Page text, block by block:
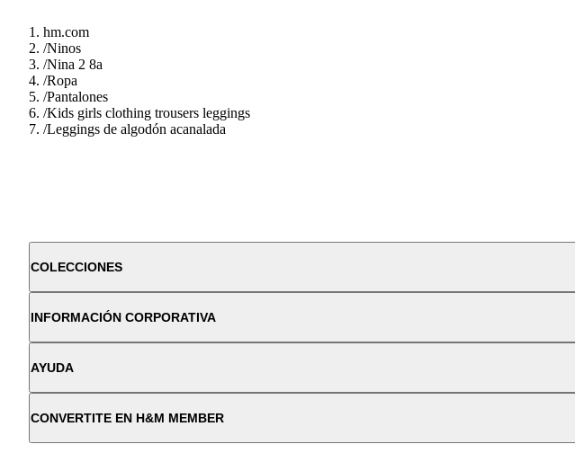
hm.com
/Ninos
/Nina 2 8a
/Ropa
/Pantalones
/Kids girls clothing trousers leggings
/Leggings de algodón acanalada
COLECCIONES
INFORMACIÓN CORPORATIVA
AYUDA
CONVERTITE EN H&M MEMBER